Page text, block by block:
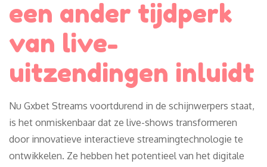
een ander tijdperk
van live-
uitzendingen inluidt
Nu Gxbet Streams voortdurend in de schijnwerpers staat,
is het onmiskenbaar dat ze live-shows transformeren
door innovatieve interactieve streamingtechnologie te
ontwikkelen. Ze hebben het potentieel van het digitale